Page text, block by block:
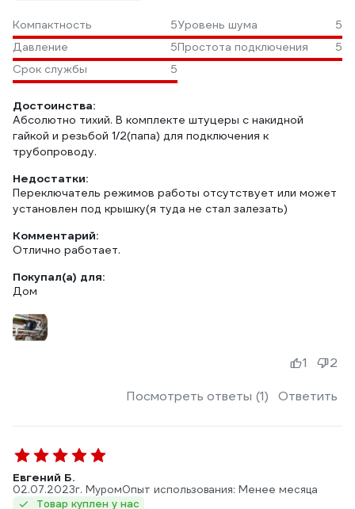
Компактность 5Уровень шума
5
Давление
5Простота подключения
5
Срок службы
5
Достоинства:
Абсолютно тихий. В комплекте штуцеры с накидной
гайкой и резьбой 1/2(папа) для подключения к
трубопроводу.
Недостатки:
Переключатель режимов работы отсутствует или может
установлен под крышку(я туда не стал залезать)
Комментарий:
Отлично работает.
Покупал(а) для:
Дом
Посмотреть ответы (1) Ответить
1 2
Евгений Б.
02.07.2023г. МуромОпыт использования: Менее месяца
Товар куплен у нас